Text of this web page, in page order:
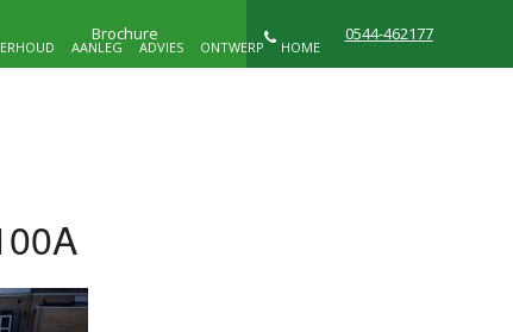
HOME
ONTWERP
ADVIES
AANLEG
Brochure 0544-462177